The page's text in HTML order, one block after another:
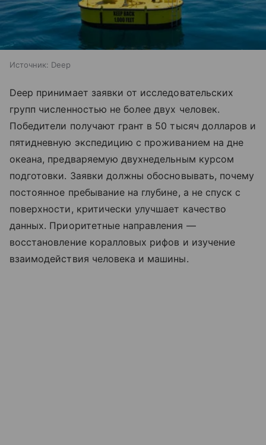
Источник: Deep
Deep принимает заявки от исследовательских
групп численностью не более двух человек.
Победители получают грант в 50 тысяч долларов и
пятидневную экспедицию с проживанием на дне
океана, предваряемую двухнедельным курсом
подготовки. Заявки должны обосновывать, почему
постоянное пребывание на глубине, а не спуск с
поверхности, критически улучшает качество
данных. Приоритетные направления —
восстановление коралловых рифов и изучение
взаимодействия человека и машины.